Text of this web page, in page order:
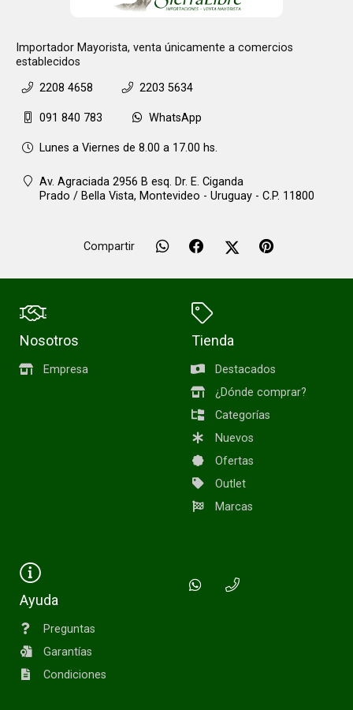
Importador Mayorista, venta únicamente a comercios
establecidos
2208 4658
2203 5634
091 840 783 WhatsApp
Lunes a Viernes de 8.00 a 17.00 hs.
Av. Agraciada 2956 B esq. Dr. E. Ciganda
Prado / Bella Vista, Montevideo - Uruguay - C.P. 11800
Compartir
Nosotros
Empresa
Tienda
Destacados
¿Dónde comprar?
Categorías
Nuevos
Ofertas
Outlet
Marcas
Ayuda
Preguntas
Garantías
Condiciones